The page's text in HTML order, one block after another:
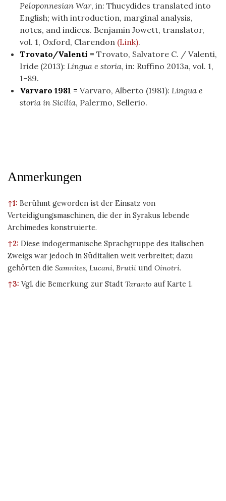
Peloponnesian War, in: Thucydides translated into
English; with introduction, marginal analysis,
notes, and indices. Benjamin Jowett, translator,
vol. 1, Oxford, Clarendon (Link).
Trovato/Valenti = Trovato, Salvatore C. / Valenti,
Iride (2013): Lingua e storia, in: Ruffino 2013a, vol. 1,
1-89.
Varvaro 1981 = Varvaro, Alberto (1981): Lingua e
storia in Sicilia, Palermo, Sellerio.
Anmerkungen
↑1: Berühmt geworden ist der Einsatz von
Verteidigungsmaschinen, die der in Syrakus lebende
Archimedes konstruierte.
↑2: Diese indogermanische Sprachgruppe des italischen
Zweigs war jedoch in Süditalien weit verbreitet; dazu
gehörten die Samnites, Lucani, Brutii und Oinotri.
↑3: Vgl. die Bemerkung zur Stadt Taranto auf Karte 1.